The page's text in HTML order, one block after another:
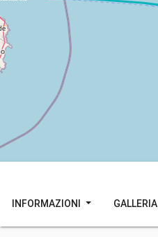
INFORMAZIONI GALLERIA